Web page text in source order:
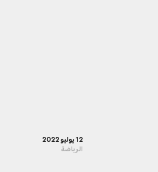
12 يوليو 2022
الرياضة